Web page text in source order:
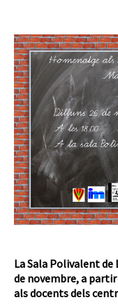
La Sala Polivalent de
de novembre, a partir
als docents dels